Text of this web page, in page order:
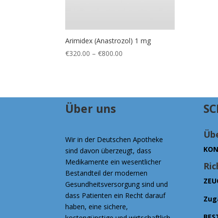
Arimidex (Anastrozol) 1 mg
€320.00 –€800.00
Über uns
Wir in der Deutschen Apotheke
sind davon überzeugt, dass
Medikamente ein wesentlicher
Bestandteil der modernen
Gesundheitsversorgung sind und
dass Patienten ein Recht darauf
haben, eine sichere,